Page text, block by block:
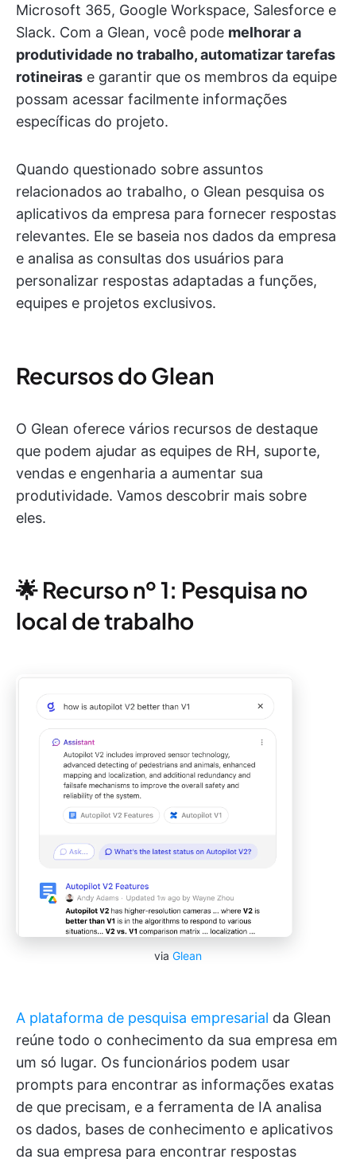
Microsoft 365, Google Workspace, Salesforce e
Slack. Com a Glean, você pode melhorar a
produtividade no trabalho, automatizar tarefas
rotineiras e garantir que os membros da equipe
possam acessar facilmente informações
específicas do projeto.
Quando questionado sobre assuntos
relacionados ao trabalho, o Glean pesquisa os
aplicativos da empresa para fornecer respostas
relevantes. Ele se baseia nos dados da empresa
e analisa as consultas dos usuários para
personalizar respostas adaptadas a funções,
equipes e projetos exclusivos.
Recursos do Glean
O Glean oferece vários recursos de destaque
que podem ajudar as equipes de RH, suporte,
vendas e engenharia a aumentar sua
produtividade. Vamos descobrir mais sobre
eles.
🌟 Recurso nº 1: Pesquisa no
local de trabalho
via Glean
A plataforma de pesquisa empresarial da Glean
reúne todo o conhecimento da sua empresa em
um só lugar. Os funcionários podem usar
prompts para encontrar as informações exatas
de que precisam, e a ferramenta de IA analisa
os dados, bases de conhecimento e aplicativos
da sua empresa para encontrar respostas